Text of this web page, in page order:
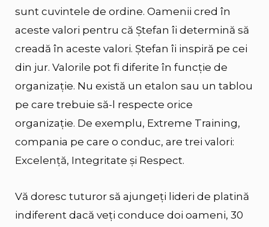
sunt cuvintele de ordine. Oamenii cred în
aceste valori pentru că Ștefan îi determină să
creadă în aceste valori. Ștefan îi inspiră pe cei
din jur. Valorile pot fi diferite în funcție de
organizație. Nu există un etalon sau un tablou
pe care trebuie să-l respecte orice
organizație. De exemplu, Extreme Training,
compania pe care o conduc, are trei valori:
Excelență, Integritate și Respect.
Vă doresc tuturor să ajungeți lideri de platină
indiferent dacă veți conduce doi oameni, 30